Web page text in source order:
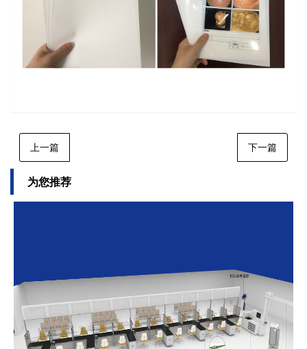
上一篇 下一篇
为您推荐